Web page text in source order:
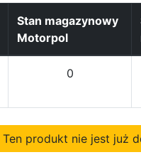
Stan magazynowy
Motorpol
0
Ten produkt nie jest już